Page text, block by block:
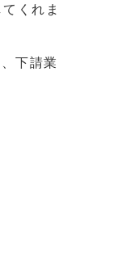
くれま
下請業